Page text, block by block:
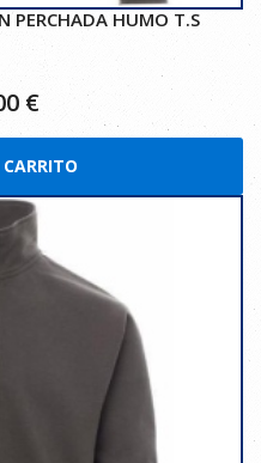
PERCHADA HUMO T.S
€